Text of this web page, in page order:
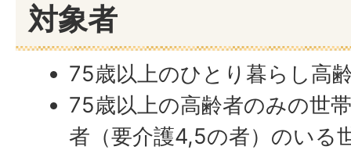
対象者
75歳以上のひとり暮らし高
75歳以上の高齢者のみの世
者（要介護4,5の者）のいる